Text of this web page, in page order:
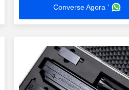
Converse Agora '